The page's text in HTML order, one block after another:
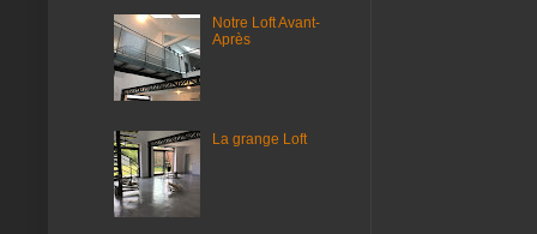
Notre Loft Avant-
Après
La grange Loft